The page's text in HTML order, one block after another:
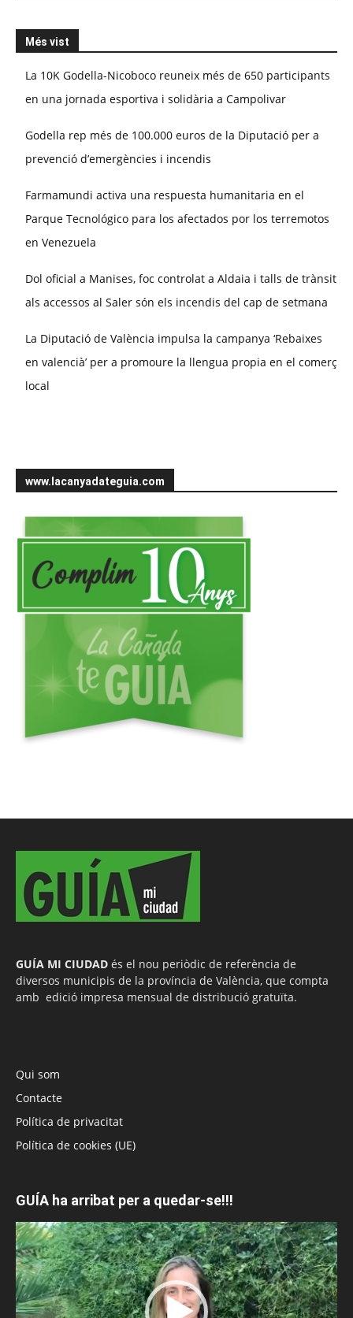
Més vist
La 10K Godella-Nicoboco reuneix més de 650 participants
en una jornada esportiva i solidària a Campolivar
Godella rep més de 100.000 euros de la Diputació per a
prevenció d’emergències i incendis
Farmamundi activa una respuesta humanitaria en el
Parque Tecnológico para los afectados por los terremotos
en Venezuela
Dol oficial a Manises, foc controlat a Aldaia i talls de trànsit
als accessos al Saler són els incendis del cap de setmana
La Diputació de València impulsa la campanya ‘Rebaixes
en valencià’ per a promoure la llengua propia en el comerç
local
www.lacanyadateguia.com
GUÍA MI CIUDAD és el nou periòdic de referència de
diversos municipis de la província de València, que compta
amb edició impresa mensual de distribució gratuïta.
Qui som
Contacte
Política de privacitat
Política de cookies (UE)
GUÍA ha arribat per a quedar-se!!!
Reproductor
de
vídeo